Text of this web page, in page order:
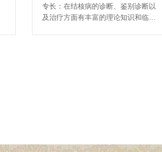
专长：在结核病的诊断、鉴别诊断以
及治疗方面有丰富的理论知识和临床